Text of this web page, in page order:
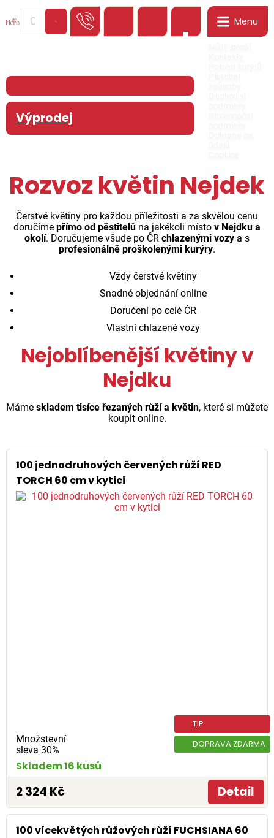
Menu
Výprodej
Rozvoz květin Nejdek
Čerstvé květiny pro každou příležitosti a za skvělou cenu
doručíme přímo od pěstitelů na jakékoli místo v Nejdku a
okolí. Doručujeme všude po ČR chlazenými vozy a s
profesionálně proškolenými kurýry.
Vždy čerstvé květiny
Snadné objednání online
Doručení po celé ČR
Vlastní chlazené vozy
Nejoblíbenější květiny v
Nejdku
Máme skladem tisíce řezaných růží a květin, které si můžete
koupit online.
100 jednodruhových červených růží RED
TORCH 60 cm v kytici
Množstevní
sleva 30%
TIP
DOPRAVA ZDARMA
Skladem 16 kusů
2 324 Kč Detail
100 vícekvětých růžových růží FUCHSIANA 60